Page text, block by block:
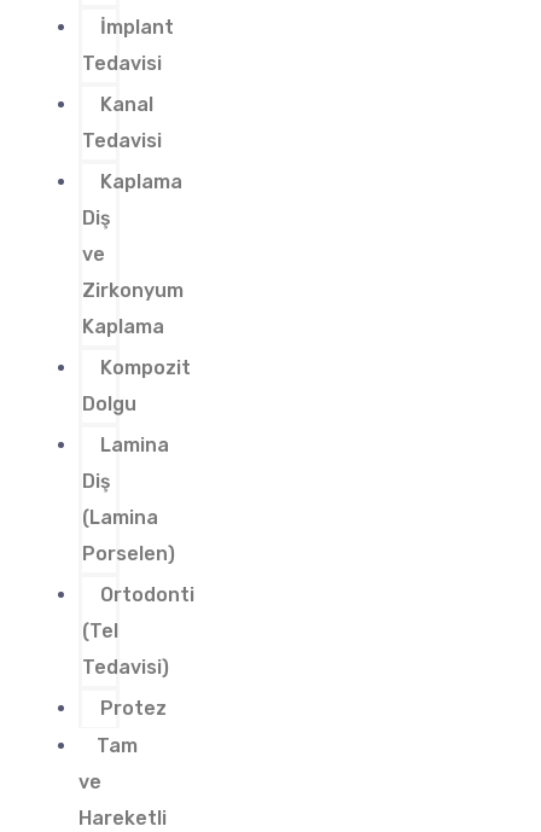
İmplant
Tedavisi
Kanal
Tedavisi
Kaplama
Diş
ve
Zirkonyum
Kaplama
Kompozit
Dolgu
Lamina
Diş
(Lamina
Porselen)
Ortodonti
(Tel
Tedavisi)
Protez
Tam
ve
Hareketli